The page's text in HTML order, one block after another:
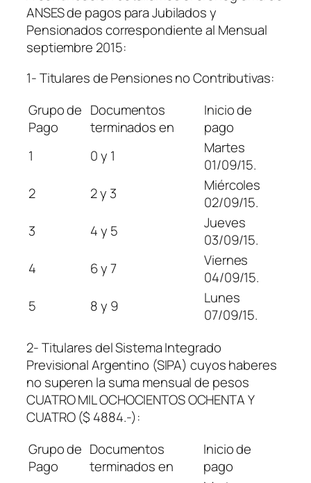
ANSES de pagos para Jubilados y
Pensionados correspondiente al Mensual
septiembre 2015:
1- Titulares de Pensiones no Contributivas:
Grupo de
Pago
Documentos
terminados en
Inicio de
pago
1
0 y 1
Martes
01/09/15.
2
2 y 3
Miércoles
02/09/15.
3
4 y 5
Jueves
03/09/15.
4
6 y 7
Viernes
04/09/15.
5
8 y 9
Lunes
07/09/15.
2- Titulares del Sistema Integrado
Previsional Argentino (SIPA) cuyos haberes
no superen la suma mensual de pesos
CUATRO MIL OCHOCIENTOS OCHENTA Y
CUATRO ($ 4884.-):
Grupo de
Pago
Documentos
terminados en
Inicio de
pago